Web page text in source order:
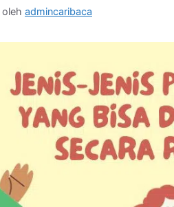
oleh admincaribaca